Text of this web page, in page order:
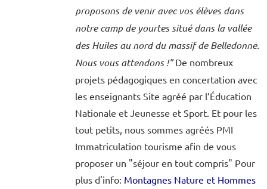
proposons de venir avec vos élèves dans
notre camp de yourtes situé dans la vallée
des Huiles au nord du massif de Belledonne.
Nous vous attendons !" De nombreux
projets pédagogiques en concertation avec
les enseignants Site agréé par l’Éducation
Nationale et Jeunesse et Sport. Et pour les
tout petits, nous sommes agréés PMI
Immatriculation tourisme afin de vous
proposer un "séjour en tout compris" Pour
plus d'info: Montagnes Nature et Hommes